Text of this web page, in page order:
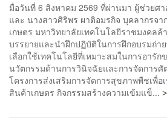
มื่อวันที่ 6 สิงหาคม 2569 ที่ผ่านมา ผู้ช่วยศ
และ นางสาวศิริพร ผาติอมรกิจ บุคลากรจ
เกษตร มหาวิทยาลัยเทคโนโลยีราชมงคลล้
บรรยายและนำฝึกปฏิบัติในการฝึกอบรมถ่า
เลือกใช้เทคโนโลยีที่เหมาะสมในการอารั
นวัตกรรมด้านการวินิจฉัยและการจัดการศั
โครงการส่งเสริมการจัดการสุขภาพพืชเพื่
สินค้าเกษตร กิจกรรมสร้างความเข้มแข็...